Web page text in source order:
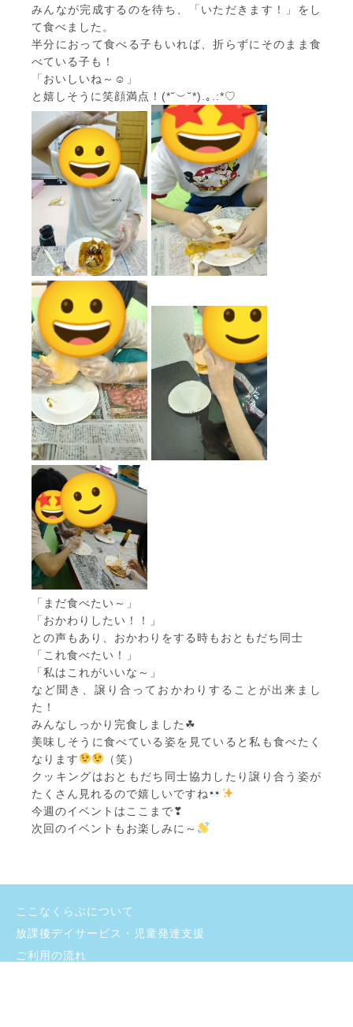
みんなが完成するのを待ち、「いただきます！」をし
て食べました。
半分におって食べる子もいれば、折らずにそのまま食
べている子も！
「おいしいね～☺」
と嬉しそうに笑顔満点！(*˘︶˘*).｡.:*♡
「まだ食べたい～」
「おかわりしたい！！」
との声もあり、おかわりをする時もおともだち同士
「これ食べたい！」
「私はこれがいいな～」
など聞き、譲り合っておかわりすることが出来まし
た！
みんなしっかり完食しました☘
美味しそうに食べている姿を見ていると私も食べたく
なります
（笑）
クッキングはおともだち同士協力したり譲り合う姿が
たくさん見れるので嬉しいですね
今週のイベントはここまで❣
次回のイベントもお楽しみに～
ここなくらぶについて
放課後デイサービス・児童発達支援
ご利用の流れ